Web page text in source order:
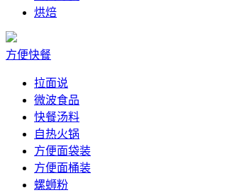
烘焙
方便快餐
拉面说
微波食品
快餐汤料
自热火锅
方便面袋装
方便面桶装
螺蛳粉